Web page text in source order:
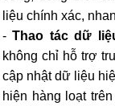
liệu chính xác,
- Thao tác dữ
không chỉ hỗ trợ
cập nhật dữ liệu
hiện hàng loạt